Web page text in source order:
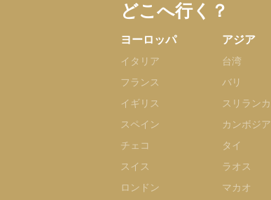
どこへ行く？
ヨーロッパ
イタリア
フランス
イギリス
スペイン
チェコ
スイス
ロンドン
アジア
台湾
バリ
スリランカ
カンボジア
タイ
ラオス
マカオ